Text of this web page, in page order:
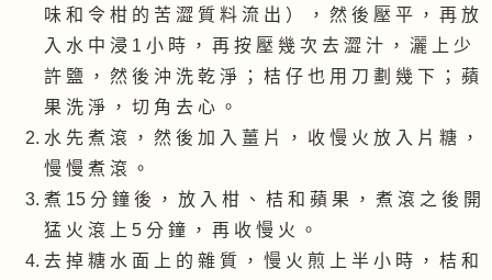
味 和 令 柑 的 苦 澀 質 料 流 出 ） ， 然 後 壓 平 ， 再 放
入 水 中 浸 1 小 時 ， 再 按 壓 幾 次 去 澀 汁 ， 灑 上 少
許 鹽 ， 然 後 沖 洗 乾 淨 ； 桔 仔 也 用 刀 劃 幾 下 ； 蘋
果 洗 淨 ， 切 角 去 心 。
水 先 煮 滾 ， 然 後 加 入 薑 片 ， 收 慢 火 放 入 片 糖 ，
慢 慢 煮 滾 。
煮 15 分 鐘 後 ， 放 入 柑 、 桔 和 蘋 果 ， 煮 滾 之 後 開
猛 火 滾 上 5 分 鐘 ， 再 收 慢 火 。
去 掉 糖 水 面 上 的 雜 質 ， 慢 火 煎 上 半 小 時 ， 桔 和